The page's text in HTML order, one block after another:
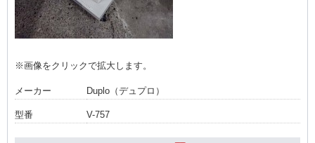
※画像をクリックで拡大します。
メーカー Duplo（デュプロ）
型番 V-757